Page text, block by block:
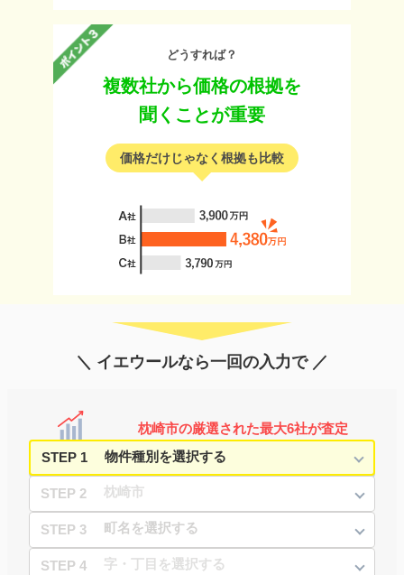
どうすれば？
複数社から価格の根拠を
聞くことが重要
価格だけじゃなく根拠も比較
＼ イエウールなら一回の入力で ／
枕崎市の厳選された最大6社が査定
STEP 1
STEP 2
STEP 3
STEP 4